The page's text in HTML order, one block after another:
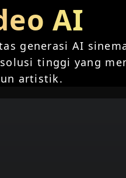
AI
generasi AI
tinggi yang
artistik.